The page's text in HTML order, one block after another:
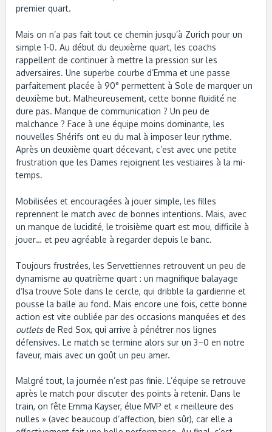
premier quart.
Mais on n’a pas fait tout ce chemin jusqu’à Zurich pour un
simple 1-0. Au début du deuxième quart, les coachs
rappellent de continuer à mettre la pression sur les
adversaires. Une superbe courbe d’Emma et une passe
parfaitement placée à 90° permettent à Sole de marquer un
deuxième but. Malheureusement, cette bonne fluidité ne
dure pas. Manque de communication ? Un peu de
malchance ? Face à une équipe moins dominante, les
nouvelles Shérifs ont eu du mal à imposer leur rythme.
Après un deuxième quart décevant, c’est avec une petite
frustration que les Dames rejoignent les vestiaires à la mi-
temps.
Mobilisées et encouragées à jouer simple, les filles
reprennent le match avec de bonnes intentions. Mais, avec
un manque de lucidité, le troisième quart est mou, difficile à
jouer… et peu agréable à regarder depuis le banc.
Toujours frustrées, les Servettiennes retrouvent un peu de
dynamisme au quatrième quart : un magnifique balayage
d’Isa trouve Sole dans le cercle, qui dribble la gardienne et
pousse la balle au fond. Mais encore une fois, cette bonne
action est vite oubliée par des occasions manquées et des
outletsde Red Sox, qui arrive à pénétrer nos lignes
défensives. Le match se termine alors sur un 3–0 en notre
faveur, mais avec un goût un peu amer.
Malgré tout, la journée n’est pas finie. L’équipe se retrouve
après le match pour discuter des points à retenir. Dans le
train, on fête Emma Kayser, élue MVP et « meilleure des
nulles » (avec beaucoup d’affection, bien sûr), car elle a